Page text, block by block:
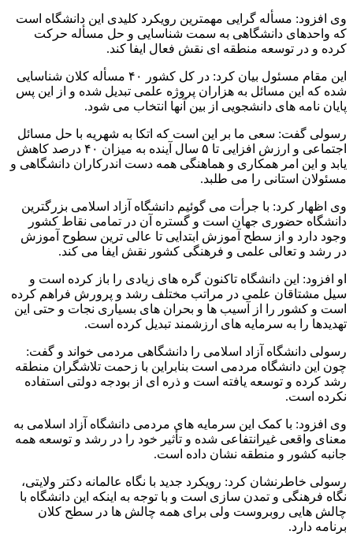
وی افزود: مسأله گرایی مهمترین رویکرد کلیدی این دانشگاه است
که واحدهای دانشگاهی به سمت شناسایی و حل مسأله حرکت
کرده و در توسعه منطقه ای نقش فعال ایفا کند.
این مقام مسئول بیان کرد: در کل کشور ۴۰ مسأله کلان شناسایی
شده که این مسائل به هزاران پروژه علمی تبدیل شده و از این پس
پایان نامه های دانشجویی از بین آنها انتخاب می شود.
رسولی گفت: سعی ما بر این است که اتکا به شهریه با حل مسائل
اجتماعی و ارزش افزایی تا ۵ سال آینده به میزان ۴۰ درصد کاهش
یابد و این امر همکاری و هماهنگی همه دست اندرکاران دانشگاهی و
مسئولان استانی را می طلبد.
وی اظهار کرد: با جرأت می گوئیم دانشگاه آزاد اسلامی بزرگترین
دانشگاه حضوری جهان است و گستره آن در تمامی نقاط کشور
وجود دارد و از سطح آموزش ابتدایی تا عالی ترین سطوح آموزش
در رشد و تعالی علمی و فرهنگی کشور نقش ایفا می کند.
او افزود: این دانشگاه تاکنون گره های زیادی را باز کرده است و
سیل مشتاقان علمی در مراتب مختلف رشد و پرورش فراهم کرده
است و کشور را از آسیب ها و بحران های بسیاری نجات و حتی این
تهدیدها را به سرمایه های ارزشمند تبدیل کرده است.
رسولی دانشگاه آزاد اسلامی را دانشگاهی مردمی خواند و گفت:
چون این دانشگاه مردمی است بنابراین با زحمت تلاشگران منطقه
رشد کرده و توسعه یافته است و ذره ای از بودجه دولتی استفاده
نکرده است.
وی افزود: با کمک این سرمایه های مردمی دانشگاه آزاد اسلامی به
معنای واقعی غیرانتفاعی شده و تأثیر خود را در رشد و توسعه همه
جانبه کشور و منطقه نشان داده است.
رسولی خاطرنشان کرد: رویکرد جدید با نگاه عالمانه دکتر ولایتی،
نگاه فرهنگی و تمدن سازی است و با توجه به اینکه این دانشگاه با
چالش هایی روبروست ولی برای همه چالش ها در سطح کلان
برنامه دارد.